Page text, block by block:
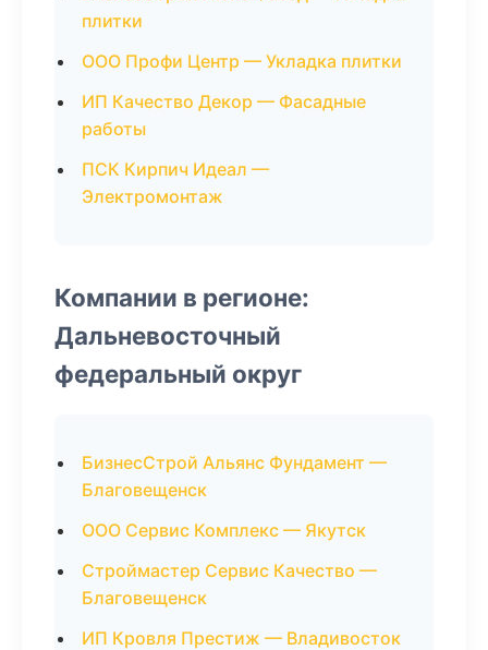
плитки
ООО Профи Центр — Укладка плитки
ИП Качество Декор — Фасадные
работы
ПСК Кирпич Идеал —
Электромонтаж
Компании в регионе:
Дальневосточный
федеральный округ
БизнесСтрой Альянс Фундамент —
Благовещенск
ООО Сервис Комплекс — Якутск
Строймастер Сервис Качество —
Благовещенск
ИП Кровля Престиж — Владивосток